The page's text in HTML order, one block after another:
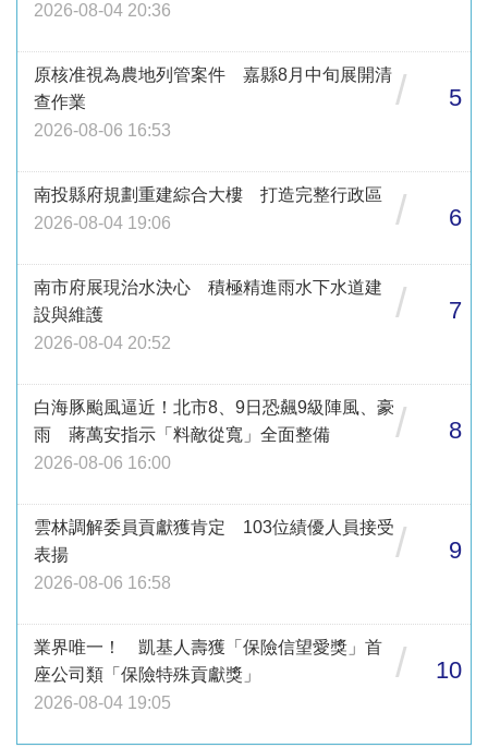
2026-08-04 20:36
原核准視為農地列管案件 嘉縣8月中旬展開清
查作業
2026-08-06 16:53
/ 5
南投縣府規劃重建綜合大樓 打造完整行政區
2026-08-04 19:06
/ 6
南市府展現治水決心 積極精進雨水下水道建
設與維護
2026-08-04 20:52
/ 7
白海豚颱風逼近！北市8、9日恐飆9級陣風、豪
雨 蔣萬安指示「料敵從寬」全面整備
2026-08-06 16:00
/ 8
雲林調解委員貢獻獲肯定 103位績優人員接受
表揚
2026-08-06 16:58
/ 9
業界唯一！ 凱基人壽獲「保險信望愛獎」首
座公司類「保險特殊貢獻獎」
2026-08-04 19:05
/ 10